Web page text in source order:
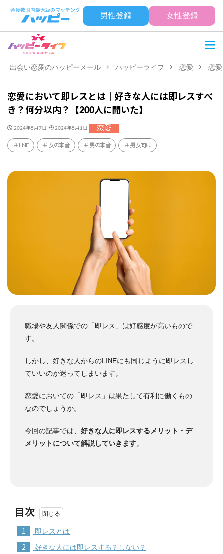
男性登録 女性登録
出会い恋愛のハッピーメール ハッピーライフ 恋愛 恋
恋愛において即レスとは｜好きな人には即レスすべ
き？何分以内？【200人に聞いた】
2024年5月7日 2024年5月1日 恋愛
LINE 女の本音 男の本音 男女向け
職場や友人関係での「即レス」は好感度が高いもので
す。
しかし、好きな人からのLINEにも同じように即レスし
ていいのか迷ってしまいます。
恋愛においての「即レス」は果たして有利に働くもの
なのでしょうか。
今回の記事では、 好きな人に即レスするメリット・デ
メリットについて解説していきます。
目次
1 即レスとは
2 好きな人には即レスする？しない？